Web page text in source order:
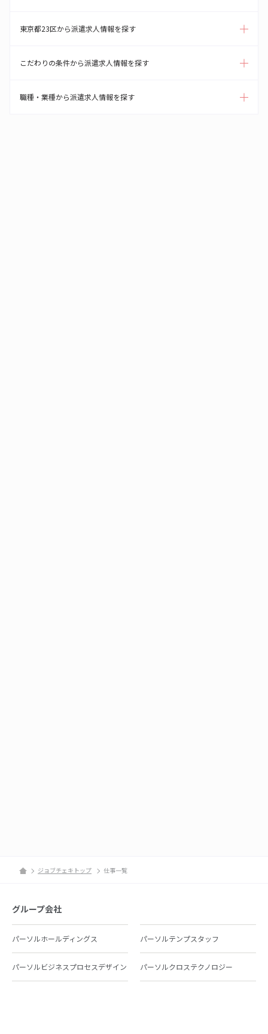
東京都23区から派遣求人情報を探す
こだわりの条件から派遣求人情報を探す
職種・業種から派遣求人情報を探す
ジョブチェキトップ 仕事一覧
グループ会社
パーソルホールディングス パーソルテンプスタッフ
パーソルビジネスプロセスデザイン パーソルクロステクノロジー